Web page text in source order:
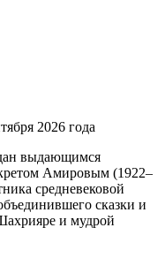
2026 года
выдающимся
Амировым (1922–
средневековой
сказки и
и мудрой